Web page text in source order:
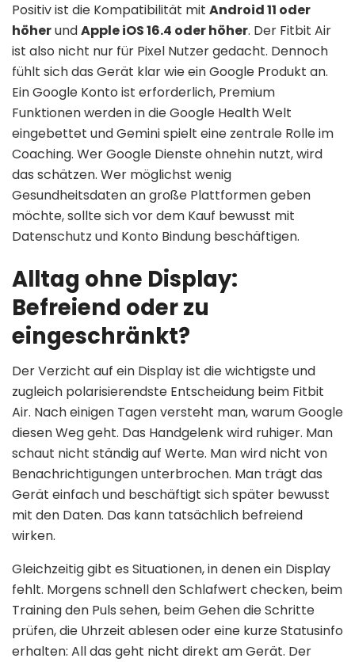
Positiv ist die Kompatibilität mit Android 11 oder
höherundApple iOS 16.4 oder höher. Der Fitbit Air
ist also nicht nur für Pixel Nutzer gedacht. Dennoch
fühlt sich das Gerät klar wie ein Google Produkt an.
Ein Google Konto ist erforderlich, Premium
Funktionen werden in die Google Health Welt
eingebettet und Gemini spielt eine zentrale Rolle im
Coaching. Wer Google Dienste ohnehin nutzt, wird
das schätzen. Wer möglichst wenig
Gesundheitsdaten an große Plattformen geben
möchte, sollte sich vor dem Kauf bewusst mit
Datenschutz und Konto Bindung beschäftigen.
Alltag ohne Display:
Befreiend oder zu
eingeschränkt?
Der Verzicht auf ein Display ist die wichtigste und
zugleich polarisierendste Entscheidung beim Fitbit
Air. Nach einigen Tagen versteht man, warum Google
diesen Weg geht. Das Handgelenk wird ruhiger. Man
schaut nicht ständig auf Werte. Man wird nicht von
Benachrichtigungen unterbrochen. Man trägt das
Gerät einfach und beschäftigt sich später bewusst
mit den Daten. Das kann tatsächlich befreiend
wirken.
Gleichzeitig gibt es Situationen, in denen ein Display
fehlt. Morgens schnell den Schlafwert checken, beim
Training den Puls sehen, beim Gehen die Schritte
prüfen, die Uhrzeit ablesen oder eine kurze Statusinfo
erhalten: All das geht nicht direkt am Gerät. Der